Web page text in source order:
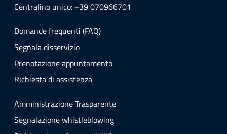
Centralino unico: +39 070966701
Domande frequenti (FAQ)
Segnala disservizio
Prenotazione appuntamento
Richiesta di assistenza
Amministrazione Trasparente
Segnalazione whistleblowing